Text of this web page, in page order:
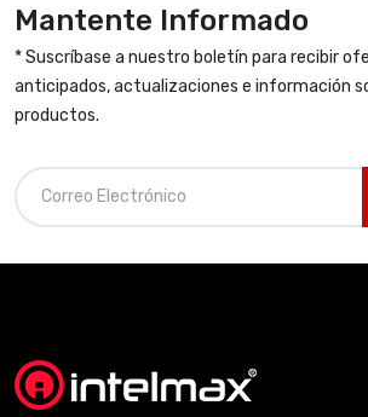
Mantente Informado
* Suscríbase a nuestro boletín para recibir
anticipados, actualizaciones e información
productos.